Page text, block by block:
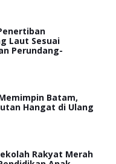
Laut Sesuai
Perundang-
Batam,
Hangat di Ulang
Rakyat Merah